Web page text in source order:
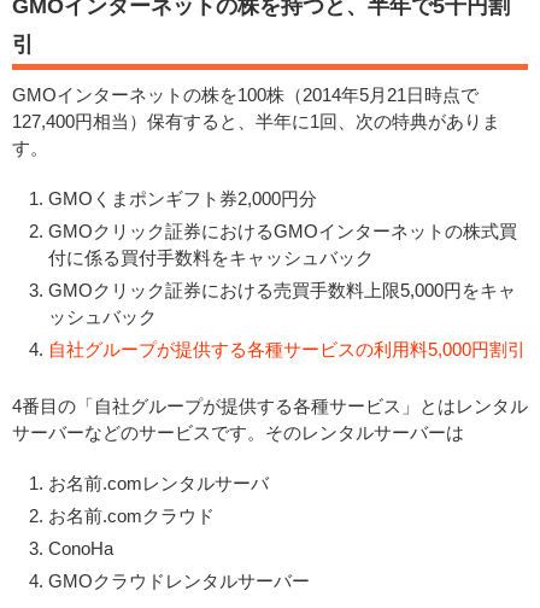
GMOインターネットの株を持つと、半年で5千円割
引
GMOインターネットの株を100株（2014年5月21日時点で
127,400円相当）保有すると、半年に1回、次の特典がありま
す。
GMOくまポンギフト券2,000円分
GMOクリック証券におけるGMOインターネットの株式買
付に係る買付手数料をキャッシュバック
GMOクリック証券における売買手数料上限5,000円をキャ
ッシュバック
自社グループが提供する各種サービスの利用料5,000円割引
4番目の「自社グループが提供する各種サービス」とはレンタル
サーバーなどのサービスです。そのレンタルサーバーは
お名前.comレンタルサーバ
お名前.comクラウド
ConoHa
GMOクラウドレンタルサーバー